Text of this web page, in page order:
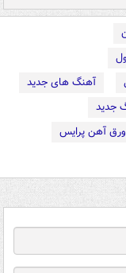
آهنگ های جدید
جدید
آهن پرایس